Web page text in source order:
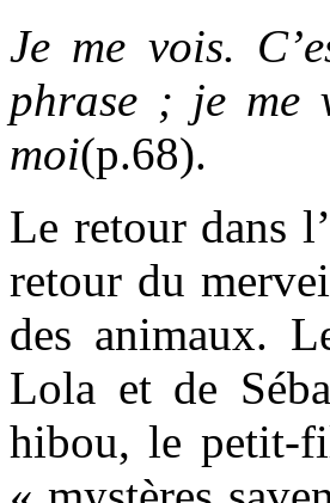
Je me vois.
phrase ; je me
moi(p.68).
Le retour dans
retour du
des animaux.
Lola et de
hibou, le petit-